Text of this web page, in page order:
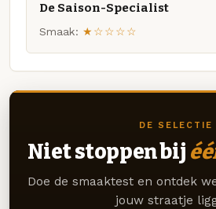
De Saison-Specialist
Smaak: ★☆☆☆☆
DE SELECTIE
Niet stoppen bij
Doe de smaaktest en ontdek
jouw straatje